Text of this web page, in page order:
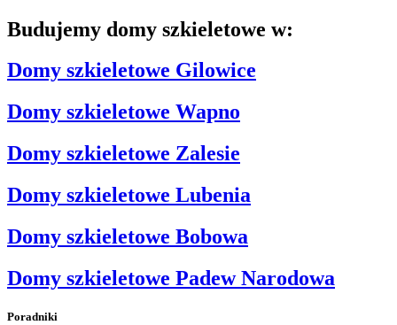
Budujemy domy szkieletowe w:
Domy szkieletowe Gilowice
Domy szkieletowe Wapno
Domy szkieletowe Zalesie
Domy szkieletowe Lubenia
Domy szkieletowe Bobowa
Domy szkieletowe Padew Narodowa
Poradniki